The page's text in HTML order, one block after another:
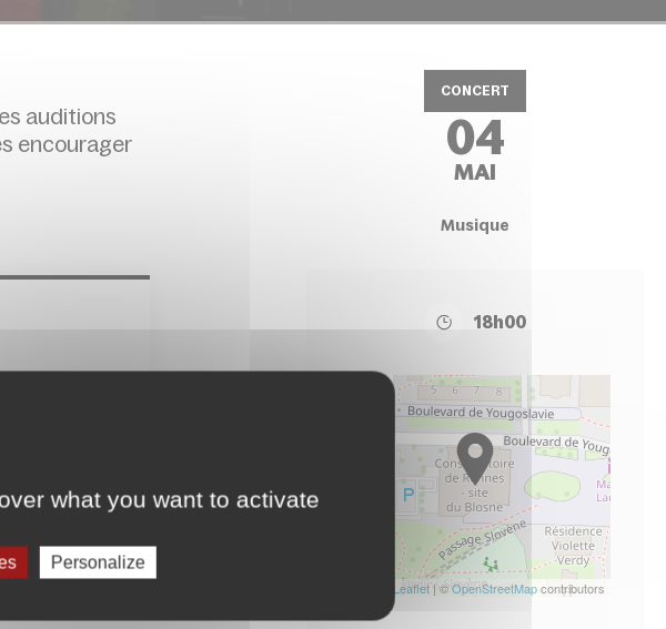
auditions
encourager
CONCERT
04
MAI
Musique
18h00
Leaflet| ©OpenStreetMapcontributors
what you want to activate
Personalize